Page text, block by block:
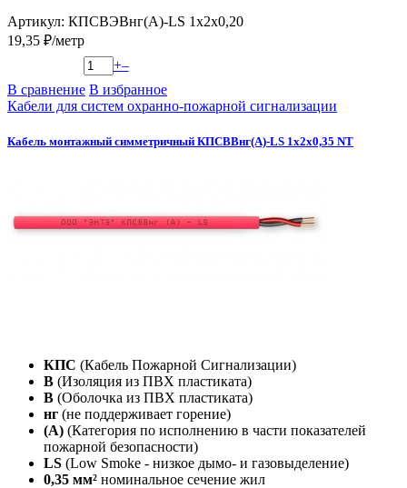
Артикул: КПСВЭВнг(А)-LS 1х2х0,20
19,35 ₽/метр
+–
В сравнение В избранное
Кабели для систем охранно-пожарной сигнализации
Кабель монтажный симметричный КПСВВнг(А)-LS 1х2х0,35 NT
КПС (Кабель Пожарной Сигнализации)
В (Изоляция из ПВХ пластиката)
В (Оболочка из ПВХ пластиката)
нг (не поддерживает горение)
(А) (Категория по исполнению в части показателей
пожарной безопасности)
LS (Low Smoke - низкое дымо- и газовыделение)
0,35 мм² номинальное сечение жил